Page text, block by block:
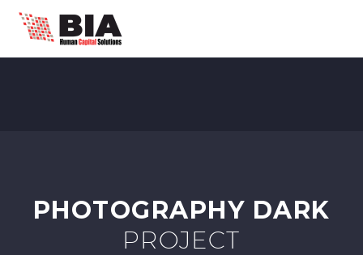
PHOTOGRAPHY DARK
PROJECT